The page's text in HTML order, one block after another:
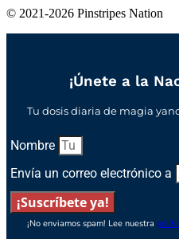
© 2021-2026 Pinstripes Nation
¡Únete a la
Tu dosis diaria de magia
Nombre
Envía un correo electrónico a
¡Suscríbete ya!
¡No enviamos spam! Lee nuestra